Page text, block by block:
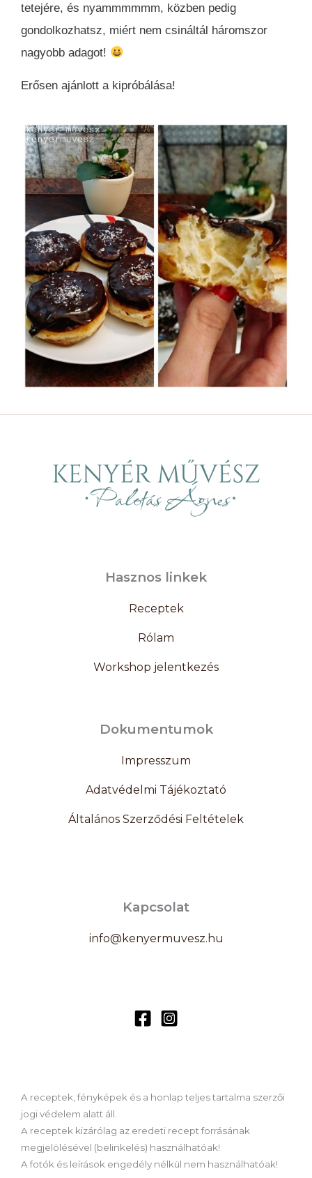
tetejére, és nyammmmmm, közben pedig
gondolkozhatsz, miért nem csináltál háromszor
nagyobb adagot!
Erősen ajánlott a kipróbálása!
Hasznos linkek
Receptek
Rólam
Workshop jelentkezés
Dokumentumok
Impresszum
Adatvédelmi Tájékoztató
Általános Szerződési Feltételek
Kapcsolat
info@kenyermuvesz.hu
A receptek, fényképek és a honlap teljes tartalma szerzői
jogi védelem alatt áll.
A receptek kizárólag az eredeti recept forrásának
megjelölésével (belinkelés) használhatóak!
A fotók és leírások engedély nélkül nem használhatóak!